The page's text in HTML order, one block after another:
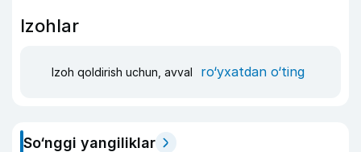
Izohlar
Izoh qoldirish uchun, avval ro‘yxatdan o‘ting
So‘nggi yangiliklar